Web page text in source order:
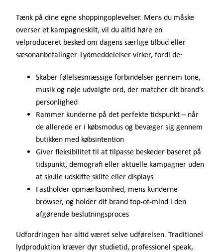
Tænk på dine egne shoppingoplevelser. Mens du måske
overser et kampagneskilt, vil du altid høre en
velproduceret besked om dagens særlige tilbud eller
sæsonanbefalinger. Lydmeddelelser virker, fordi de:
Skaber følelsesmæssige forbindelser gennem tone,
musik og nøje udvalgte ord, der matcher dit brand’s
personlighed
Rammer kunderne på det perfekte tidspunkt – når
de allerede er i købsmodus og bevæger sig gennem
butikken med købsintention
Giver fleksibilitet til at tilpasse beskeder baseret på
tidspunkt, demografi eller aktuelle kampagner uden
at skulle udskifte skilte eller displays
Fastholder opmærksomhed, mens kunderne
browser, og holder dit brand top-of-mind i den
afgørende beslutningsproces
Udfordringen har altid været selve udførelsen. Traditionel
lydproduktion kræver dyr studietid, professionel speak,